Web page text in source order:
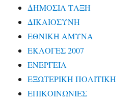
ΔΗΜΟΣΙΑ ΤΑΞΗ
ΔΙΚΑΙΟΣΥΝΗ
ΕΘΝΙΚΗ ΑΜΥΝΑ
ΕΚΛΟΓΕΣ 2007
ΕΝΕΡΓΕΙΑ
ΕΞΩΤΕΡΙΚΗ ΠΟΛΙΤΙΚΗ
ΕΠΙΚΟΙΝΩΝΙΕΣ